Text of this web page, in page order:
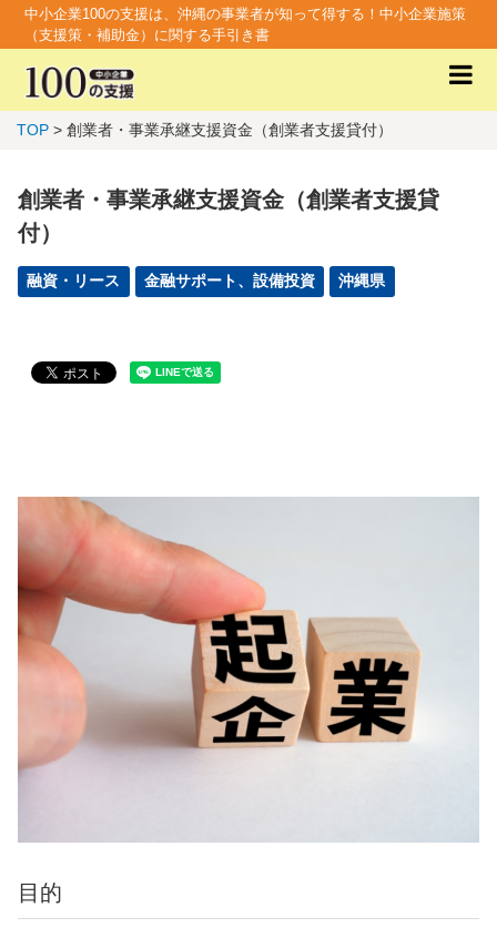
中小企業100の支援は、沖縄の事業者が知って得する！中小企業施策
（支援策・補助金）に関する手引き書
TOP > 創業者・事業承継支援資金（創業者支援貸付）
創業者・事業承継支援資金（創業者支援貸
付）
融資・リース 金融サポート、設備投資 沖縄県
目的